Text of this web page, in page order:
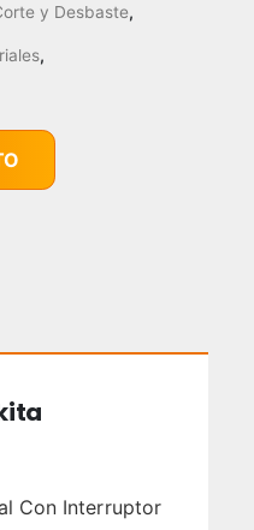
y Desbaste,
,
Con Interruptor